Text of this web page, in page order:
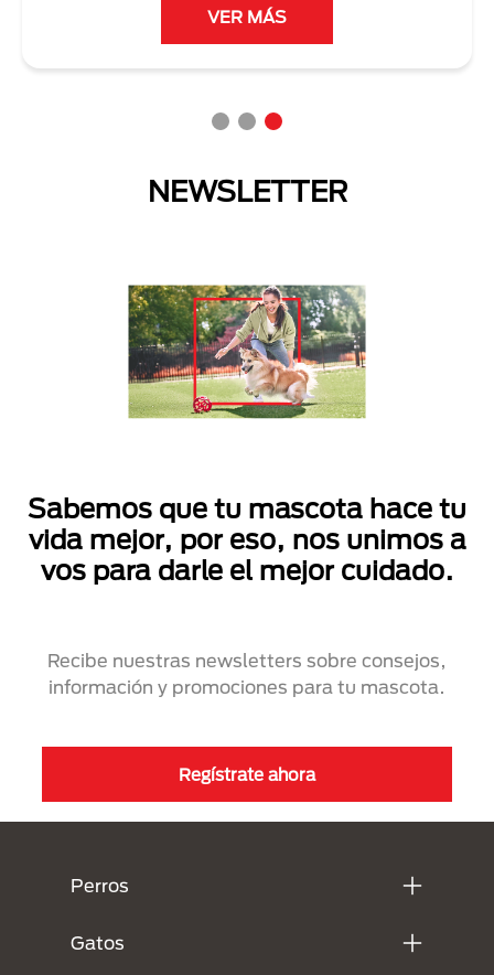
VER MÁS
NEWSLETTER
Sabemos que tu mascota hace tu
vida mejor, por eso, nos unimos a
vos para darle el mejor cuidado.
Recibe nuestras newsletters sobre consejos,
información y promociones para tu mascota.
Regístrate ahora
Perros
Gatos